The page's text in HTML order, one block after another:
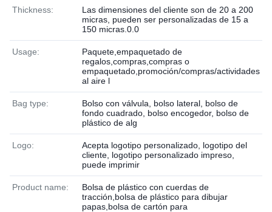
Thickness:
Las dimensiones del cliente son de 20 a 200
micras, pueden ser personalizadas de 15 a
150 micras.0.0
Usage:
Paquete,empaquetado de
regalos,compras,compras o
empaquetado,promoción/compras/actividades
al aire l
Bag type:
Bolso con válvula, bolso lateral, bolso de
fondo cuadrado, bolso encogedor, bolso de
plástico de alg
Logo:
Acepta logotipo personalizado, logotipo del
cliente, logotipo personalizado impreso,
puede imprimir
Product name:
Bolsa de plástico con cuerdas de
tracción,bolsa de plástico para dibujar
papas,bolsa de cartón para